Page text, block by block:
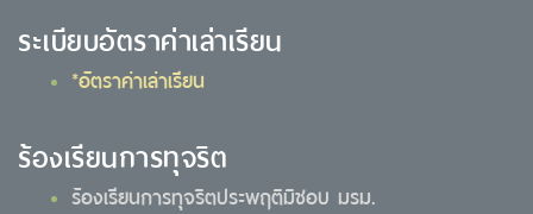
ระเบียบอัตราค่าเล่าเรียน
*อัตราค่าเล่าเรียน
ร้องเรียนการทุจริต
ร้องเรียนการทุจริตประพฤติมิชอบ มรม.